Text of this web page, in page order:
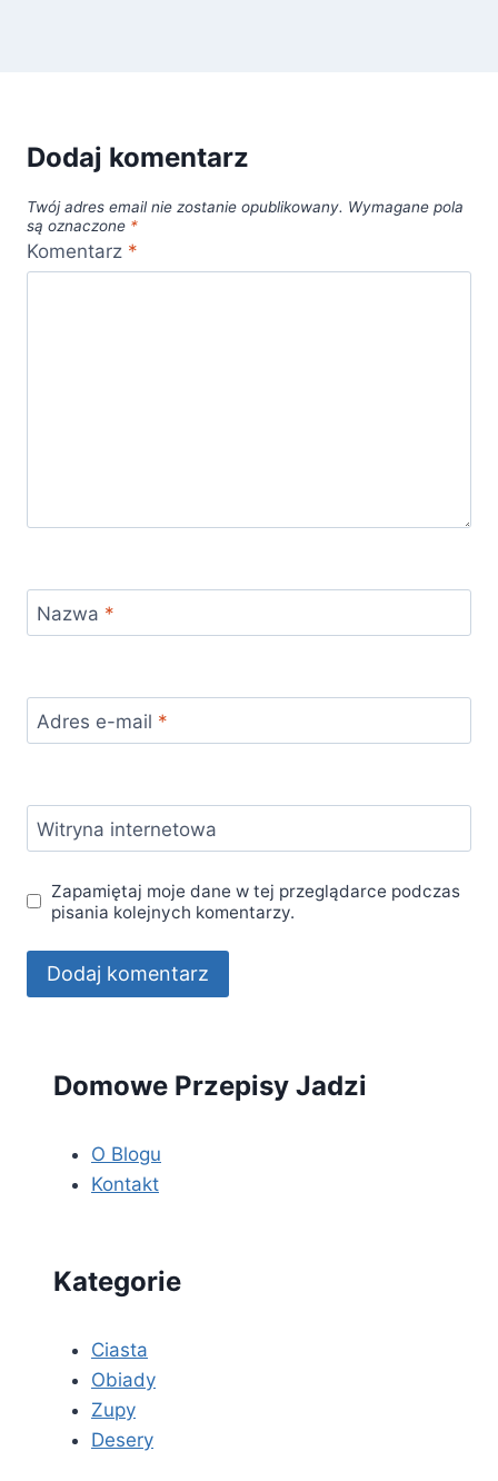
Dodaj komentarz
Twój adres email nie zostanie opublikowany. Wymagane pola
są oznaczone *
Komentarz *
Nazwa *
Adres e-mail *
Witryna internetowa
Zapamiętaj moje dane w tej przeglądarce podczas
pisania kolejnych komentarzy.
Domowe Przepisy Jadzi
O Blogu
Kontakt
Kategorie
Ciasta
Obiady
Zupy
Desery